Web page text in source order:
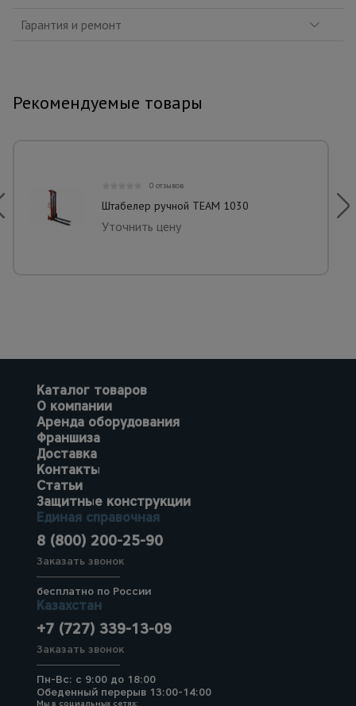
Гарантия и ремонт
Рекомендуемые товары
0 отзывов
Штабелер ручной TEAM 1030
Уточнить цену
Каталог товаров
О компании
Аренда оборудования
Франшиза
Доставка
Контакты
Статьи
Защитные конструкции
Единая справочная
8 (800) 200-25-90
Заказать звонок
бесплатно по России
Казахстан
+7 (727) 339-13-09
Заказать звонок
Пн-Вс: с 9:00 до 18:00
Обеденный перерыв 13:00-14:00
Мы в социальных сетях: